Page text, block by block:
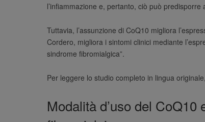
l’infiammazione e, pertanto, ciò può
Tuttavia, l’assunzione di CoQ10 migliora
Cordero, migliora i sintomi clinici mediante
sindrome fibromialgica”.
Per leggere lo studio completo in lingua originale,
Modalità d’uso del